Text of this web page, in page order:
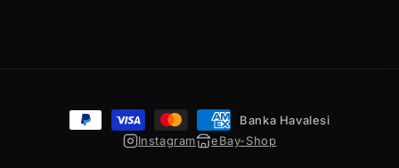
Ödeme
yöntemleri
Banka Havalesi
Instagram
eBay-Shop